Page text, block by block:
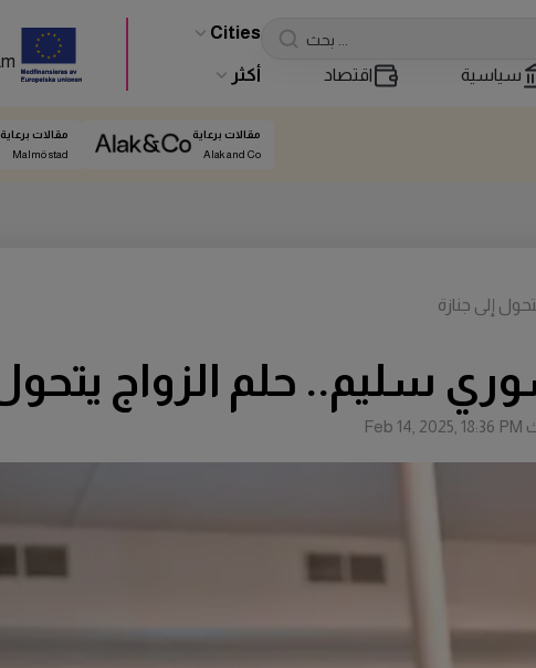
Cities
سياسية اقتصاد أكثر
مقالات برعاية
Alak and Co
مقالات برعاية
Malmö stad
Feb 14, 2025, 18:36 PM
سليم.. حلم الزواج يتحول
إلى جنازة